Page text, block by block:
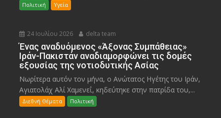
Πολιτική Υγεία
24 Ιουλίου 2026 delta team
Ένας αναδυόμενος «Άξονας Συμπάθειας»
Ιράν-Πακιστάν αναδιαμορφώνει τις δομές
εξουσίας της νοτιοδυτικής Ασίας
Νωρίτερα αυτόν τον μήνα, ο Ανώτατος Ηγέτης του Ιράν,
Αγιατολάχ Αλί Χαμενεΐ, κηδεύτηκε στην πατρίδα του,...
Διεθνή Θέματα Πολιτική